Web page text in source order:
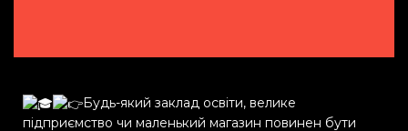
Будь-який заклад освіти, велике
підприємство чи маленький магазин повинен бути